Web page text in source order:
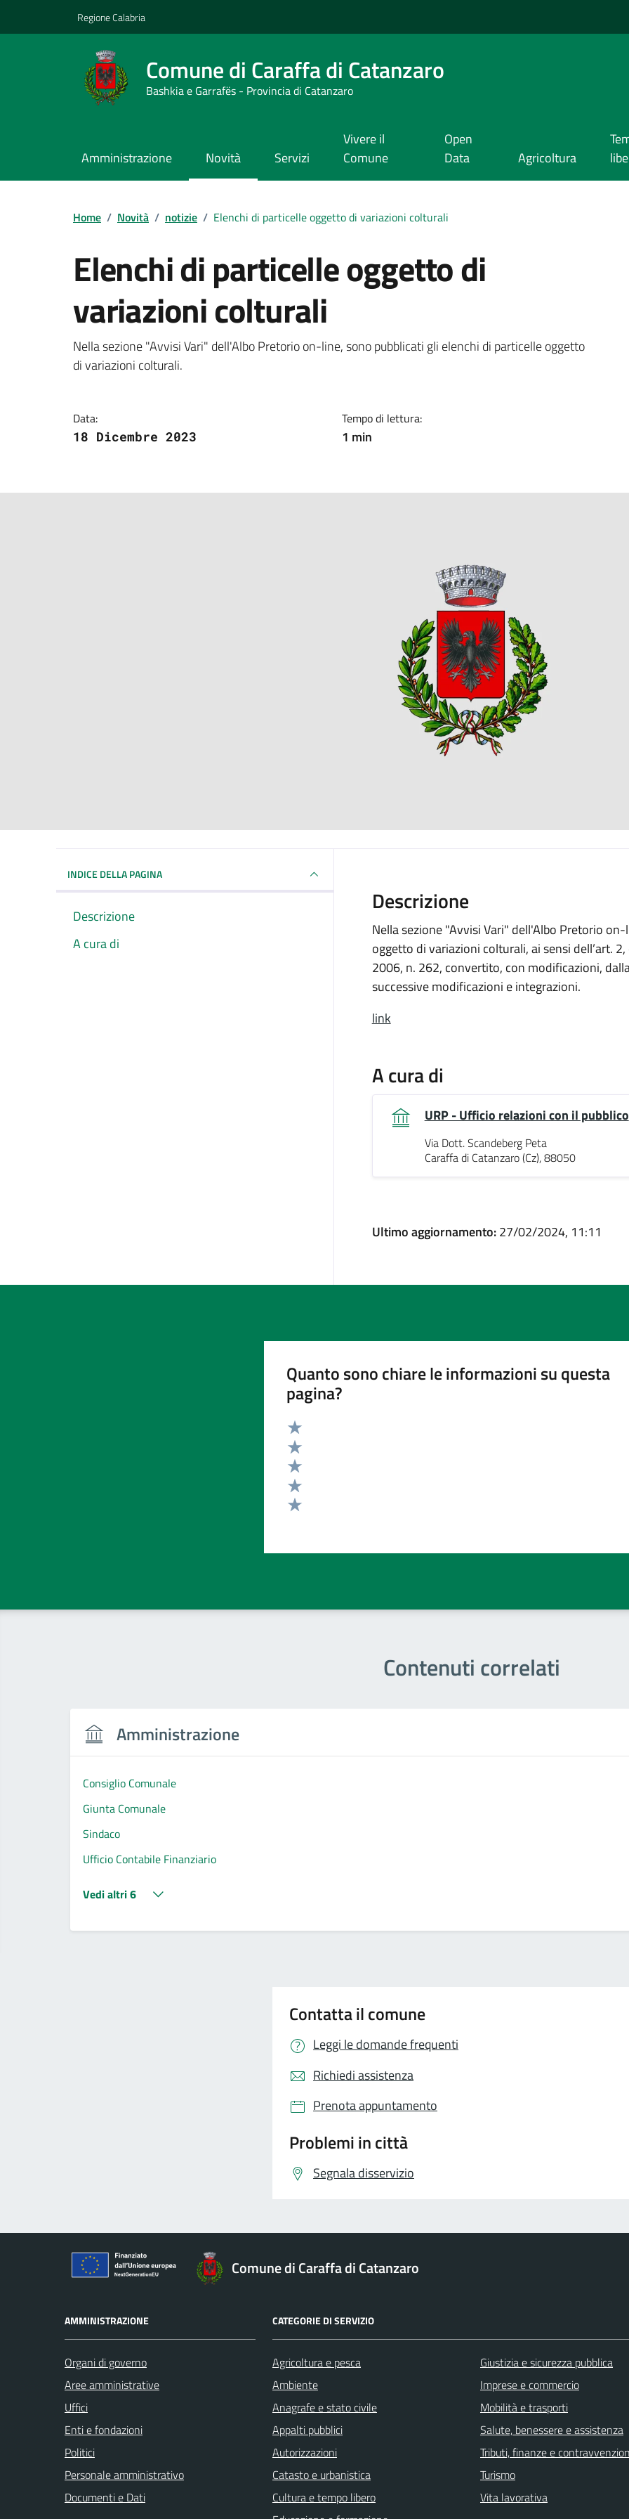
Regione Calabria
Comune di Caraffa di Catanzaro
Bashkia e Garrafës - Provincia di Catanzaro
Amministrazione Novità Servizi
Vivere il
Comune
Open
Data
Agricoltura
Home / Novità / notizie / Elenchi di particelle oggetto di variazioni colturali
Elenchi di particelle oggetto di
variazioni colturali
Dettagli della notizia
Nella sezione "Avvisi Vari" dell'Albo Pretorio on-line, sono pubblicati gli elenchi di particelle oggetto
di variazioni colturali.
Data:
18 Dicembre 2023
Tempo di lettura:
1 min
INDICE DELLA PAGINA
Descrizione
A cura di
Descrizione
Nella sezione "Avvisi Vari" dell'Albo Pretorio
oggetto di variazioni colturali, ai sensi dell’art.
2006, n. 262, convertito, con modificazioni,
successive modificazioni e integrazioni.
link
A cura di
URP - Ufficio relazioni con il pubblico
Via Dott. Scandeberg Peta
Caraffa di Catanzaro (Cz), 88050
Ultimo aggiornamento:27/02/2024, 11:11
Quanto sono chiare le informazioni su questa
pagina?
Valuta 5 stelle su 5
Valuta 4 stelle su 5
Valuta 3 stelle su 5
Valuta 2 stelle su 5
Contenuti correlati
Amministrazione
Consiglio Comunale
Giunta Comunale
Sindaco
Ufficio Contabile Finanziario
Vedi altri 6
Contatta il comune
Leggi le domande frequenti
Richiedi assistenza
Prenota appuntamento
Problemi in città
Segnala disservizio
Comune di Caraffa di Catanzaro
AMMINISTRAZIONE
Organi di governo
Aree amministrative
Uffici
Enti e fondazioni
Politici
Personale amministrativo
Documenti e Dati
CATEGORIE DI SERVIZIO
Agricoltura e pesca
Ambiente
Anagrafe e stato civile
Appalti pubblici
Autorizzazioni
Catasto e urbanistica
Cultura e tempo libero
Giustizia e sicurezza pubblica
Imprese e commercio
Mobilità e trasporti
Salute, benessere e assistenza
Tributi, finanze e
Turismo
Vita lavorativa